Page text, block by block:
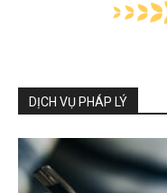
DỊCH VỤ PHÁP LÝ